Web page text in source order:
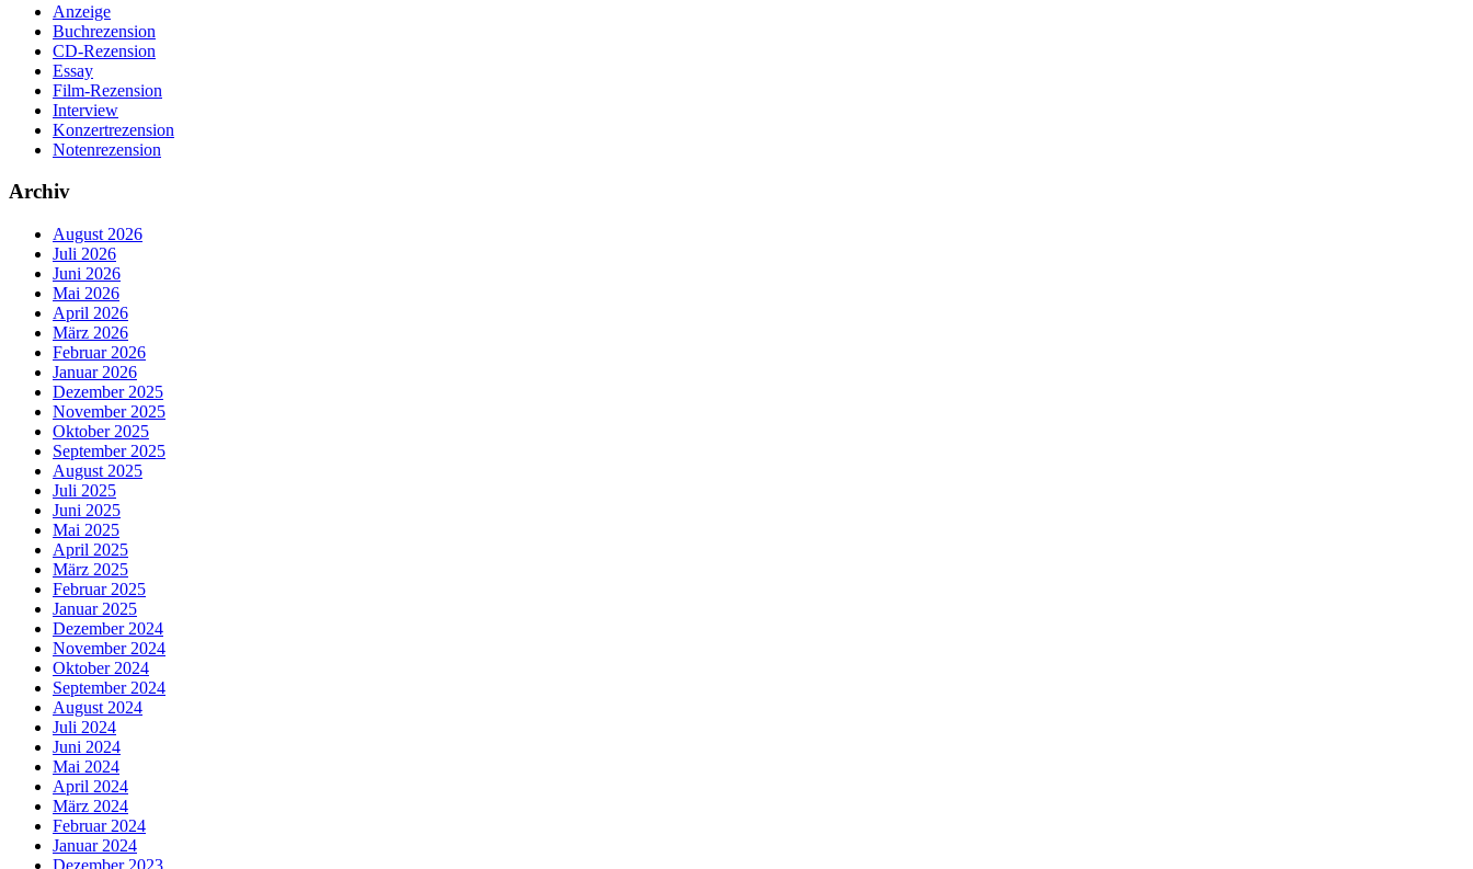
Anzeige
Buchrezension
CD-Rezension
Essay
Film-Rezension
Interview
Konzertrezension
Notenrezension
Archiv
August 2026
Juli 2026
Juni 2026
Mai 2026
April 2026
März 2026
Februar 2026
Januar 2026
Dezember 2025
November 2025
Oktober 2025
September 2025
August 2025
Juli 2025
Juni 2025
Mai 2025
April 2025
März 2025
Februar 2025
Januar 2025
Dezember 2024
November 2024
Oktober 2024
September 2024
August 2024
Juli 2024
Juni 2024
Mai 2024
April 2024
März 2024
Februar 2024
Januar 2024